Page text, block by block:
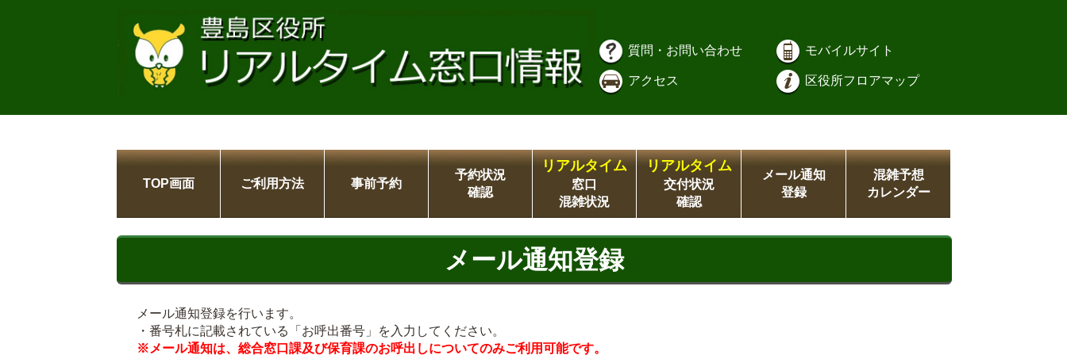
質問・お問い合わせ モバイルサイト
アクセス 区役所フロアマップ
TOP画面 ご利用方法 事前予約
予約状況
確認
リアルタイム
窓口
混雑状況
リアルタイム
交付状況
確認
メール通知
登録
混雑予想
カレンダー
メール通知登録
メール通知登録を行います。
・番号札に記載されている「お呼出番号」を入力してください。
※メール通知は、総合窓口課及び保育課のお呼出しについてのみご利用可能です。